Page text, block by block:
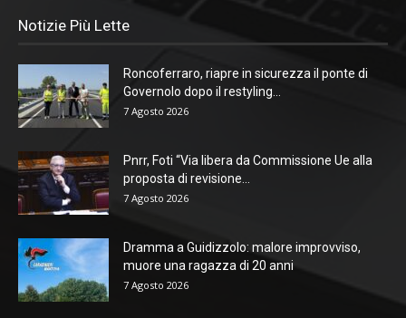
Notizie Più Lette
Roncoferraro, riapre in sicurezza il ponte di
Governolo dopo il restyling...
7 Agosto 2026
Pnrr, Foti “Via libera da Commissione Ue alla
proposta di revisione...
7 Agosto 2026
Dramma a Guidizzolo: malore improvviso,
muore una ragazza di 20 anni
7 Agosto 2026